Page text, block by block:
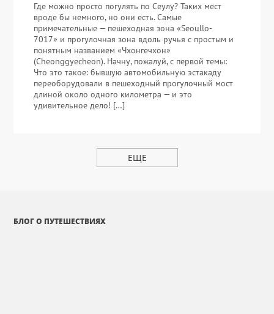
Где можно просто погулять по Сеулу? Таких мест
вроде бы немного, но они есть. Самые
примечательные — пешеходная зона «Seoullo-
7017» и прогулочная зона вдоль ручья с простым и
понятным названием «Чхонгечхон»
(Cheonggyecheon). Начну, пожалуй, с первой темы:
Что это такое: бывшую автомобильную эстакаду
переоборудовали в пешеходный прогулочный мост
длиной около одного километра — и это
удивительное дело! […]
ЕЩЕ
БЛОГ О ПУТЕШЕСТВИЯХ